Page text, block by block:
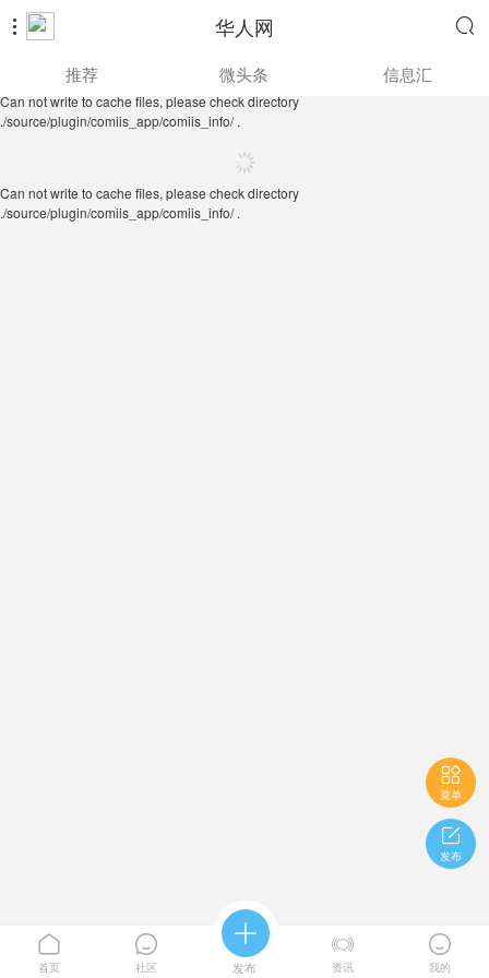
 华人网 
./source/plugin/comiis_app/comiis_info/ .
推荐 微头条 信息汇
Can not write to cache files, please check directory
./source/plugin/comiis_app/comiis_info/ .

菜单

发布

首页

社区

发布

资讯

我的
Can not write to cache files, please check directory
./source/plugin/comiis_app/comiis_info/ .